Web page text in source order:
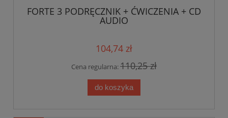
FORTE 3 PODRĘCZNIK + ĆWICZENIA + CD
AUDIO
104,74 zł
Cena regularna:110,25 zł
do koszyka